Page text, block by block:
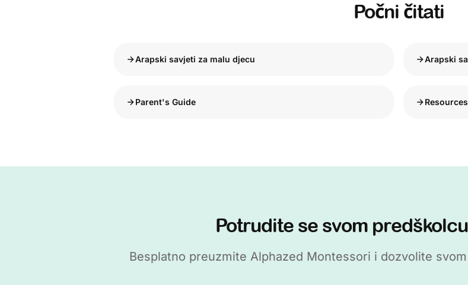
Počni čitati
Arapski savjeti za malu djecu Arapski
Parent's Guide Resources
Potrudite se svom
Besplatno preuzmite Alphazed Montessori i dozvolite